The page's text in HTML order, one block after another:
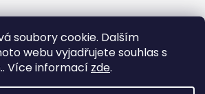
soubory cookie. Dalším
webu vyjadřujete souhlas s
Více informací zde.